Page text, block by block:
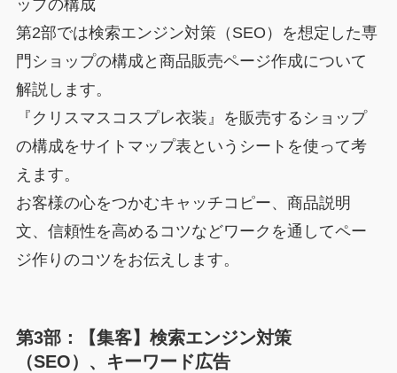
第2部では検索エンジン対策（SEO）を想定した専
門ショップの構成と商品販売ページ作成について
解説します。
『クリスマスコスプレ衣装』を販売するショップ
の構成をサイトマップ表というシートを使って考
えます。
お客様の心をつかむキャッチコピー、商品説明
文、信頼性を高めるコツなどワークを通してペー
ジ作りのコツをお伝えします。
第3部：【集客】検索エンジン対策
（SEO）、キーワード広告